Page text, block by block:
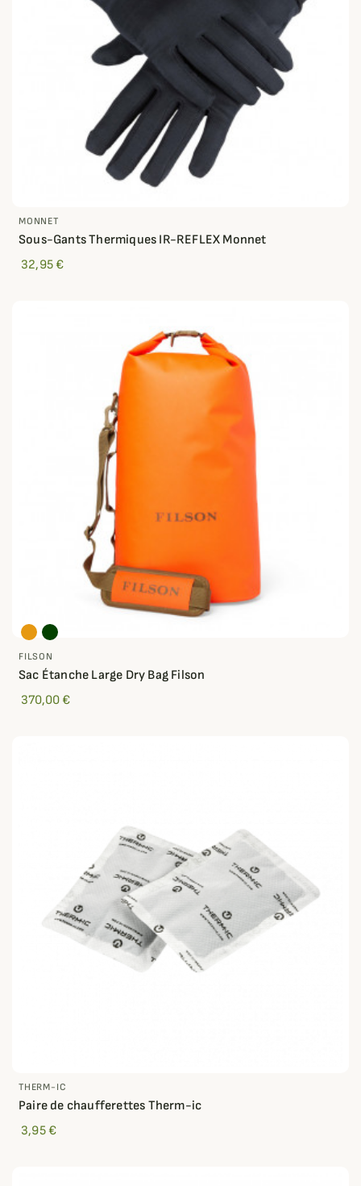
MONNET
Sous-Gants Thermiques IR-REFLEX Monnet
32,95 €
FILSON
Sac Étanche Large Dry Bag Filson
370,00 €
THERM-IC
Paire de chaufferettes Therm-ic
3,95 €